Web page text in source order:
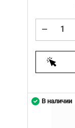
В наличии